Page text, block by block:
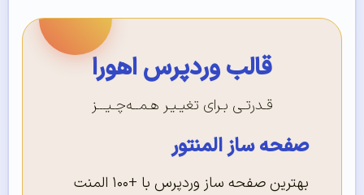
قالب وردپرس اهورا
قـدرتـی بـرای تغیـیـر هـمــه‌چـیـــز
صفحه ساز المنتور
بهترین صفحه ساز وردپرس با +۱۰۰ المنت